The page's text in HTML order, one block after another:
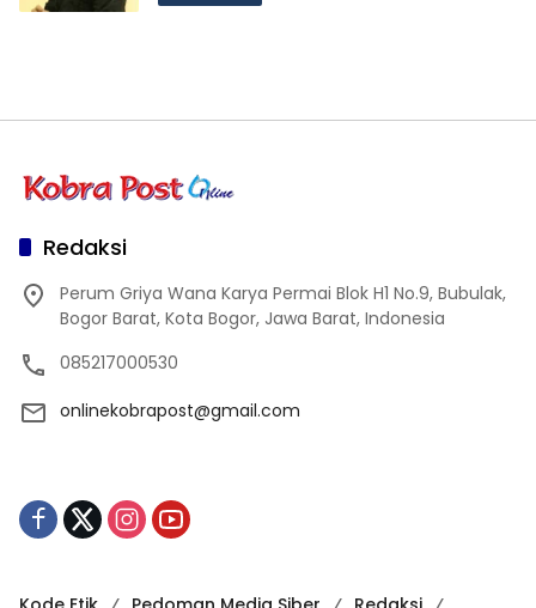
Redaksi
Perum Griya Wana Karya Permai Blok H1 No.9, Bubulak,
Bogor Barat, Kota Bogor, Jawa Barat, Indonesia
085217000530
onlinekobrapost@gmail.com